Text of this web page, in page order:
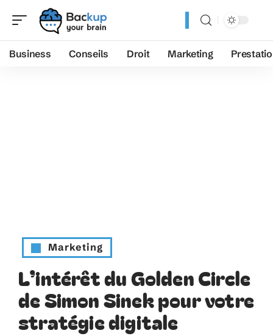
Business Conseils Droit Marketing
Marketing
L’intérêt du Golden Circle
de Simon Sinek pour votre
stratégie digitale